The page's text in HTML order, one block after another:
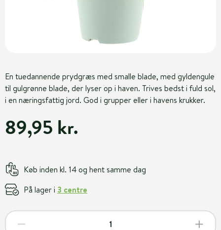
En tuedannende prydgræs med smalle blade, med gyldengule
til gulgrønne blade, der lyser op i haven. Trives bedst i fuld sol,
i en næringsfattig jord. God i grupper eller i havens krukker.
89,95 kr.
Køb inden kl. 14 og hent samme dag
På lager i 3 centre